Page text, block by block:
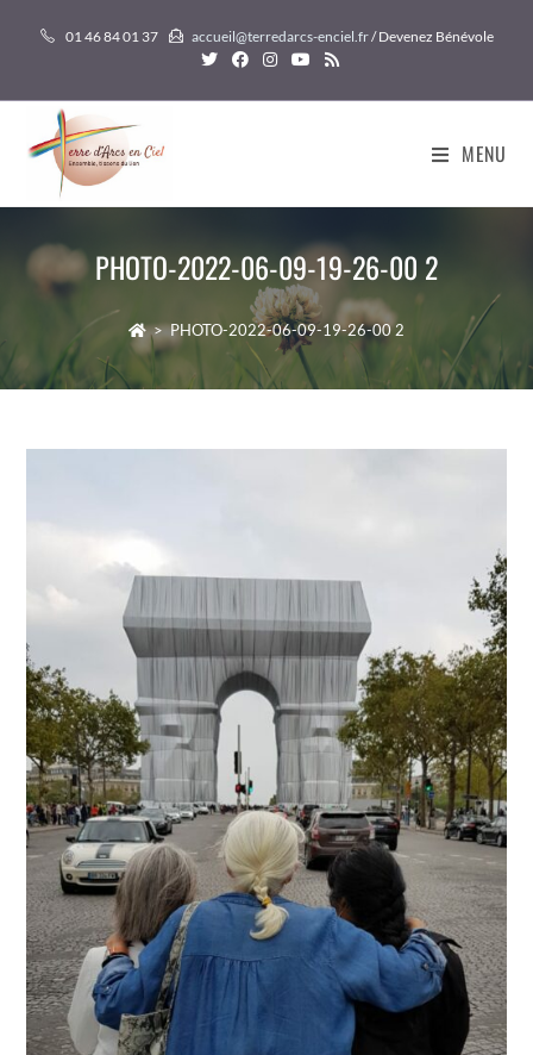
01 46 84 01 37 accueil@terredarcs-enciel.fr/ Devenez Bénévole
MENU
PHOTO-2022-06-09-19-26-00 2
> PHOTO-2022-06-09-19-26-00 2